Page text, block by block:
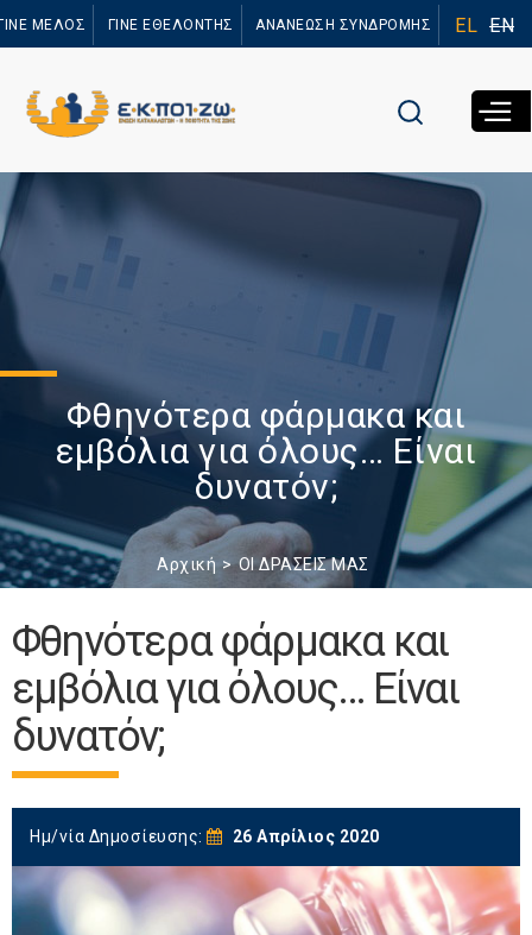
προς το
ΜΕΛΟΣ ΓΙΝΕ ΕΘΕΛΟΝΤΗΣ ΑΝΑΝΕΩΣΗ ΣΥΝΔΡΟΜΗΣ EL EN
Φθηνότερα φάρμακα και
εμβόλια για όλους… Είναι
δυνατόν;
Αρχική ΟΙ ΔΡΑΣΕΙΣ ΜΑΣ
Φθηνότερα φάρμακα και
εμβόλια για όλους… Είναι
δυνατόν;
Ημ/νία Δημοσίευσης: 26 Απρίλιος 2020